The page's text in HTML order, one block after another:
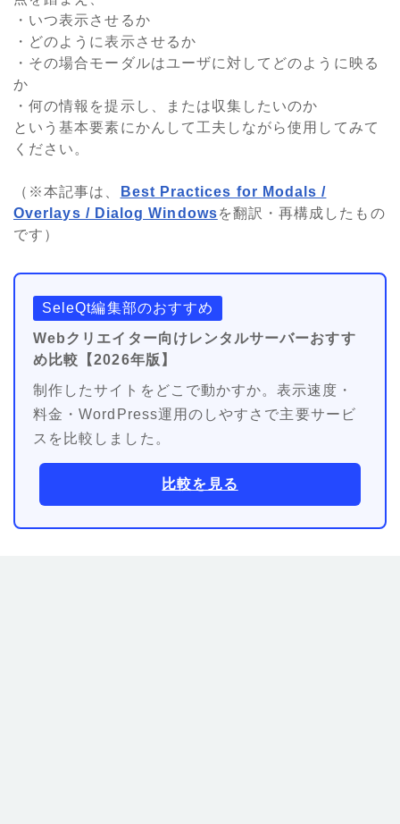
・いつ表示させるか
・どのように表示させるか
・その場合モーダルはユーザに対してどのように映る
か
・何の情報を提示し、または収集したいのか
という基本要素にかんして工夫しながら使用してみて
ください。
（※本記事は、
Best Practices for Modals /
Overlays / Dialog Windowsを翻訳・再構成したもの
です）
SeleQt編集部のおすすめ
Webクリエイター向けレンタルサーバーおすす
め比較【2026年版】
制作したサイトをどこで動かすか。表示速度・
料金・WordPress運用のしやすさで主要サービ
スを比較しました。
比較を見る